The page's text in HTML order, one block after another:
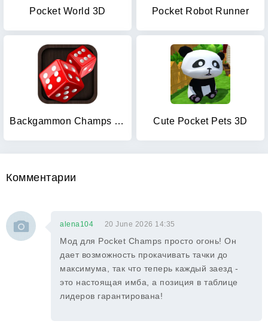
Pocket World 3D Pocket Robot Runner
Backgammon Champs - Board Game Cute Pocket Pets 3D
Комментарии
alena104 20 June 2026 14:35
Мод для Pocket Champs просто огонь! Он
дает возможность прокачивать тачки до
максимума, так что теперь каждый заезд -
это настоящая имба, а позиция в таблице
лидеров гарантирована!